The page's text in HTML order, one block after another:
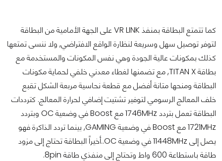
كما تتمتع البطاقة بمنفذ VR LINK على الجهة الأمامية من البطاقة
لتوفر توصيل سهل وسريعة لنظارة الواقع الافتراضي, ولا ننسى تمتعها
كذلك بمكونات عالية الجودة وهي نفس المكونات والمستخدمة مع
بطاقة TITAN X, مع تضمنها لغطاء معدني خلفي لحماية مكونات
البطاقة ومنحها متانة أفضل مع قطعة نحاسية مربعة الشكل تقبع
خلف المعالج الرسومي لتوفير تشتيت إضافي لحرارة المعالج. كترددات
البطاقة تعمل بتردد 1746MHz مع Boost في وضعية OC وبتردد
1721MHz مع Boost في وضعية GAMING, بينما تردد الذاكرة فهو
يصل إلى 11448MHz في وضعية OC..أخيراً البطاقة تحتاج إلى مزود
طاقة باستطاعة 600 واط وتحتاج إلى منفذي طاقة 8pin.